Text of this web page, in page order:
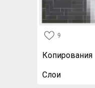
9
Копирования
Слои